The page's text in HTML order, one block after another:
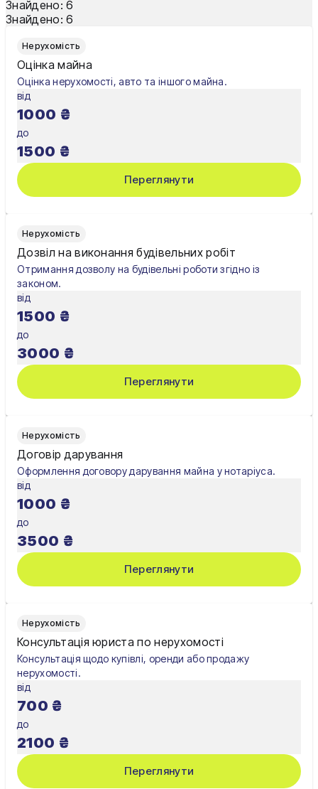
Одеса
Павлоград
Полтава
Тернопіль
Ужгород
Умань
Харків
Херсон
Чернівці
Чернігів
Шостка
Житомир
Львів
Знайдено: 6
Знайдено: 6
Нерухомість
Оцінка майна
Оцінка нерухомості, авто та іншого майна.
від
1000 ₴
до
1500 ₴
Переглянути
Нерухомість
Дозвіл на виконання будівельних робіт
Отримання дозволу на будівельні роботи згідно із
законом.
від
1500 ₴
до
3000 ₴
Переглянути
Нерухомість
Договір дарування
Оформлення договору дарування майна у нотаріуса.
від
1000 ₴
до
3500 ₴
Переглянути
Нерухомість
Консультація юриста по нерухомості
Консультація щодо купівлі, оренди або продажу
нерухомості.
від
700 ₴
до
2100 ₴
Переглянути